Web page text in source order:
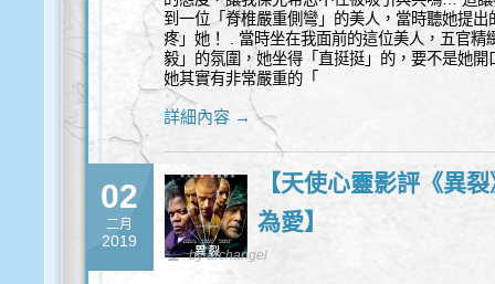
到一位「脊椎嚴重側彎」的美人，當時聽她提
疼」她！ . 當時坐在我面前的這位美人，五官
毅」的氛圍，她坐得「直挺挺」的，要不是她
她其實有非常嚴重的「
詳細內容 →
02
二月
2019
【天使心靈影評《異
為愛】
by archangel